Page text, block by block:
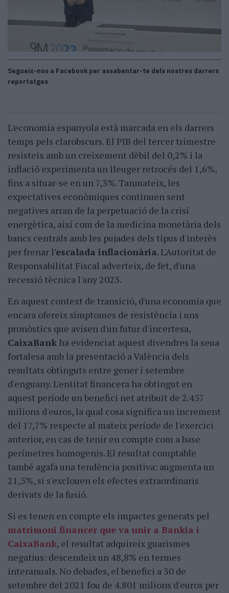
Segueix-nos a Facebook per assabentar-te dels nostres darrers
reportatges
L'economia espanyola està marcada en els darrers
temps pels clarobscurs. El PIB del tercer trimestre
resisteix amb un creixement dèbil del 0,2% i la
inflació experimenta un lleuger retrocés del 1,6%,
fins a situar-se en un 7,3%. Tanmateix, les
expectatives econòmiques continuen sent
negatives arran de la perpetuació de la crisi
energètica, així com de la medicina monetària dels
bancs centrals amb les pujades dels tipus d'interès
per frenar l'escalada inflacionària. L'Autoritat de
Responsabilitat Fiscal adverteix, de fet, d'una
recessió tècnica l'any 2023.
En aquest context de transició, d'una economia que
encara ofereix símptomes de resistència i uns
pronòstics que avisen d'un futur d'incertesa,
CaixaBank ha evidenciat aquest divendres la seua
fortalesa amb la presentació a València dels
resultats obtinguts entre gener i setembre
d'enguany. L'entitat financera ha obtingut en
aquest període un benefici net atribuït de 2.457
milions d'euros, la qual cosa significa un increment
del 17,7% respecte al mateix període de l'exercici
anterior, en cas de tenir en compte com a base
perímetres homogenis. El resultat comptable
també agafa una tendència positiva: augmenta un
21,5%, si s'exclouen els efectes extraordinaris
derivats de la fusió.
Si es tenen en compte els impactes generats pel
matrimoni financer que va unir a Bankia i
CaixaBank, el resultat adquireix guarismes
negatius: descendeix un 48,8% en termes
interanuals. No debades, el benefici a 30 de
setembre del 2021 fou de 4.801 milions d'euros per